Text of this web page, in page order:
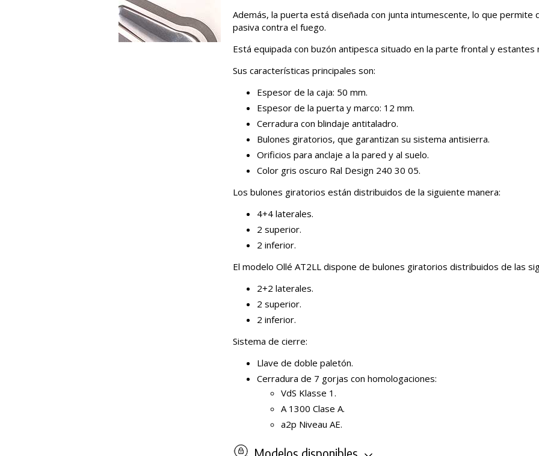
Además, la puerta está diseñada con junta intumescente, lo que permite
pasiva contra el fuego.
Está equipada con buzón antipesca situado en la parte frontal y estantes
Sus características principales son:
Espesor de la caja: 50 mm.
Espesor de la puerta y marco: 12 mm.
Cerradura con blindaje antitaladro.
Bulones giratorios, que garantizan su sistema antisierra.
Orificios para anclaje a la pared y al suelo.
Color gris oscuro Ral Design 240 30 05.
Los bulones giratorios están distribuidos de la siguiente manera:
4+4 laterales.
2 superior.
2 inferior.
El modelo Ollé AT2LL dispone de bulones giratorios distribuidos de las
2+2 laterales.
2 superior.
2 inferior.
Sistema de cierre:
Llave de doble paletón.
Cerradura de 7 gorjas con homologaciones:
VdS Klasse 1.
A 1300 Clase A.
a2p Niveau AE.